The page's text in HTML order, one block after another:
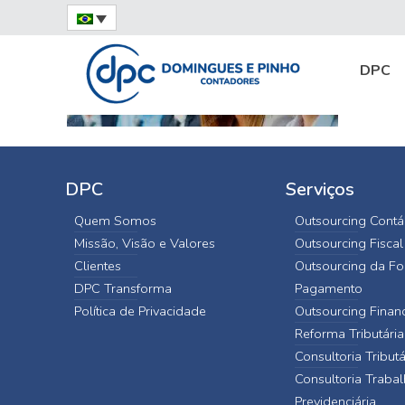
DPC
Home Profissionais Experientes
DPC
Quem Somos
Missão, Visão e Valores
Clientes
DPC Transforma
Política de Privacidade
Serviços
Outsourcing
Outsourcing Fiscal
Outsourcing da
Pagamento
Outsourcing
Reforma Tributária
Consultoria
Consultoria
Previdenciária